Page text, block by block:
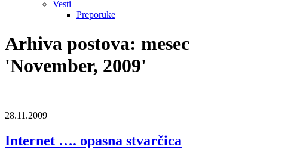
Vesti
Preporuke
Arhiva postova: mesec
'November, 2009'
28.11.2009
Internet …. opasna stvarčica